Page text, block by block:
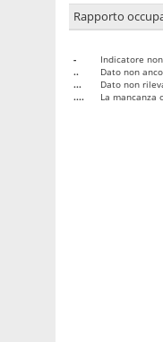
Rapporto
-
Indicatore
..
Dato non
...
Dato non
....
La mancanza